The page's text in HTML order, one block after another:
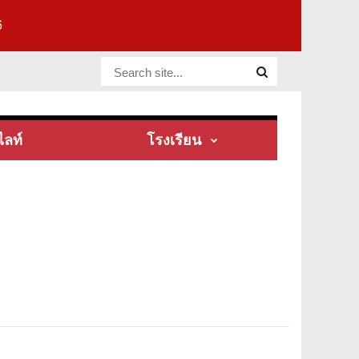
Website Site
ลท์ โรงเรียน